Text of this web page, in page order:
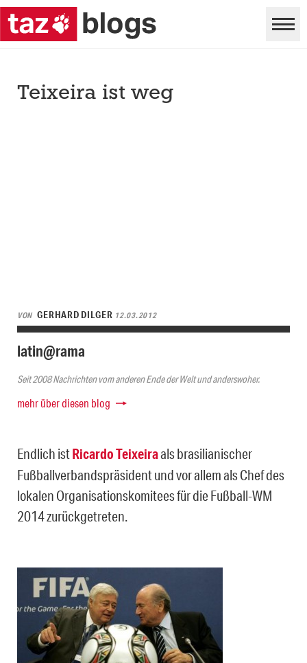
Teixeira ist weg
VON GERHARD DILGER 12.03.2012
latin@rama
Seit 2008 Nachrichten vom anderen Ende der Welt und anderswoher.
mehr über diesen blog
Endlich istRicardo Teixeiraals brasilianischer
Fußballverbandspräsident und vor allem als Chef des
lokalen Organisationskomitees für die Fußball-WM
2014 zurückgetreten.